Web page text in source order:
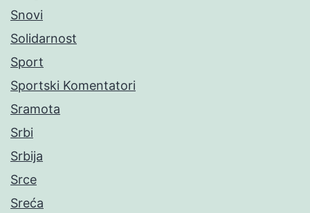
Snovi
Solidarnost
Sport
Sportski Komentatori
Sramota
Srbi
Srbija
Srce
Sreća